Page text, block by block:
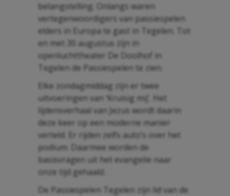
belangstelling.
Onlangs waren
vertegenwoordigers van passiespelen
elders in Europa te gast in Tegelen. Tot
en met 30 augustus zijn in
openluchttheater De Doolhof in
Tegelen de Passiespelen te zien.
Elke zondagmiddag zijn er twee
uitvoeringen van ‘Kruisig mij’. Het
lijdensverhaal van Jezus wordt daarin
deze keer op een moderne manier
verteld. Er rijden zelfs auto’s over het
podium. Daarmee worden de
basisvragen uit het evangelie naar
onze tijd gehaald.
De Passiespelen Tegelen zijn lid van de